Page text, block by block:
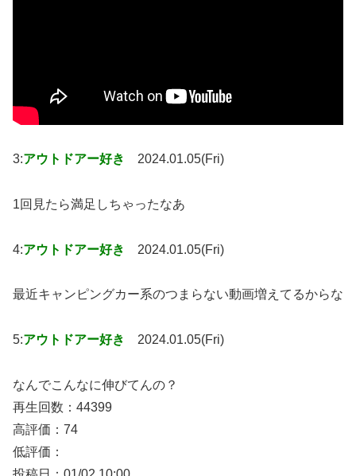
3:アウトドアー好き 2024.01.05(Fri)
1回見たら満足しちゃったなあ
4:アウトドアー好き 2024.01.05(Fri)
最近キャンピングカー系のつまらない動画増えてるからな
5:アウトドアー好き 2024.01.05(Fri)
なんでこんなに伸びてんの？
再生回数：44399
高評価：74
低評価：